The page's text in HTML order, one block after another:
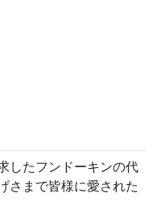
したフンドーキンの代
さまで皆様に愛された